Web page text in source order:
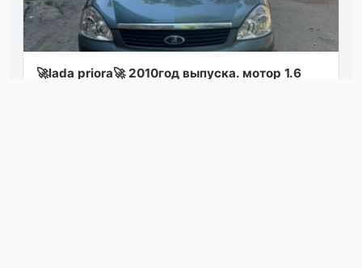
🚀lada priora🚀 2010год выпуска. мотор 1.6